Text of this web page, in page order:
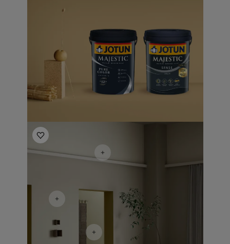
Living Room Inspiration